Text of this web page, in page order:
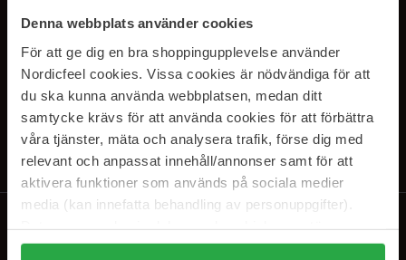
Denna webbplats använder cookies
För att ge dig en bra shoppingupplevelse använder
Nordicfeel cookies. Vissa cookies är nödvändiga för att
du ska kunna använda webbplatsen, medan ditt
samtycke krävs för att använda cookies för att förbättra
våra tjänster, mäta och analysera trafik, förse dig med
relevant och anpassat innehåll/annonser samt för att
aktivera funktioner som används på sociala medier
media (kan innefatta behandling av personuppgifter).
Genom att trycka på "Tillåt alla cookies" accepterar du
PRENUMERERA PÅ VÅRA
NYHETSBREV
E-postadress
Genom att prenumerera accepterar du vårIntegritetspolicy.